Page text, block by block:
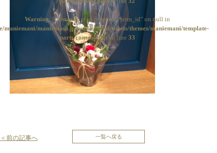
Warning: Attempt to read property "term_id" on null in
maniemani/maniemani.jp/public_html/assets/themes/maniemani/template-
parts/content.phpon line 33
投
＜前の記事へ 一覧へ戻る